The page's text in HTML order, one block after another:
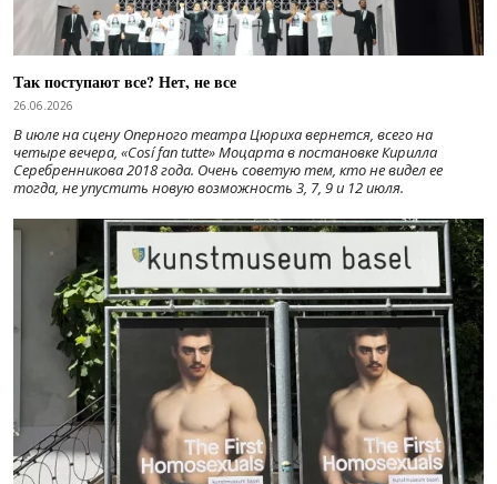
Так поступают все? Нет, не все
26.06.2026
В июле на сцену Оперного театра Цюриха вернется, всего на
четыре вечера, «Cosí fan tutte» Моцарта в постановке Кирилла
Серебренникова 2018 года. Очень советую тем, кто не видел ее
тогда, не упустить новую возможность 3, 7, 9 и 12 июля.